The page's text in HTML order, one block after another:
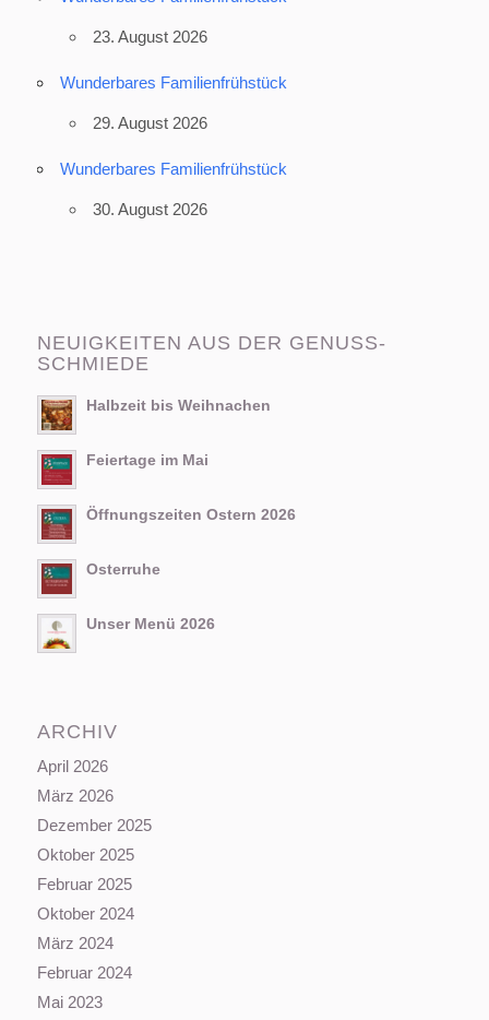
23. August 2026
Wunderbares Familienfrühstück
29. August 2026
Wunderbares Familienfrühstück
30. August 2026
NEUIGKEITEN AUS DER GENUSS-
SCHMIEDE
Halbzeit bis Weihnachen
Feiertage im Mai
Öffnungszeiten Ostern 2026
Osterruhe
Unser Menü 2026
ARCHIV
April 2026
März 2026
Dezember 2025
Oktober 2025
Februar 2025
Oktober 2024
März 2024
Februar 2024
Mai 2023